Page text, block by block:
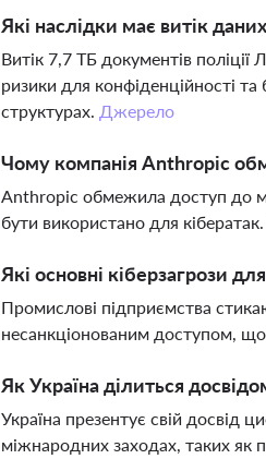
Які наслідки має витік
Витік 7,7 ТБ документів
ризики для конфіденційності
структурах. Джерело
Чому компанія Anthropic
Anthropic обмежила доступ до
бути використано для
Які основні кіберзагрози
Промислові підприємства
несанкціонованим доступом,
Як Україна ділиться
Україна презентує свій досвід
міжнародних заходах, таких як